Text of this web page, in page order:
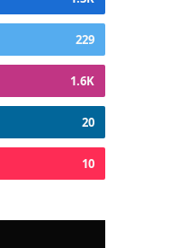
229
1.6K
20
10